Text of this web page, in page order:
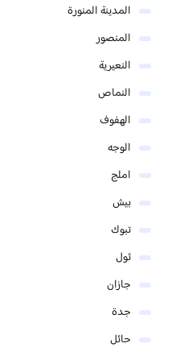
المدينة المنورة
المنصور
النعيرية
النماص
الهفوف
الوجه
املج
بيش
تبوك
ثول
جازان
جدة
حائل